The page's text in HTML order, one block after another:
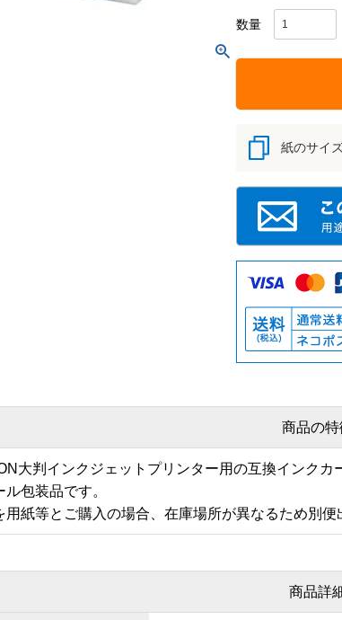
紙のサイ
商品の特
大判インクジェットプリンター用の互換インクカ
包装品です。
用紙等とご購入の場合、在庫場所が異なるため別便
商品詳